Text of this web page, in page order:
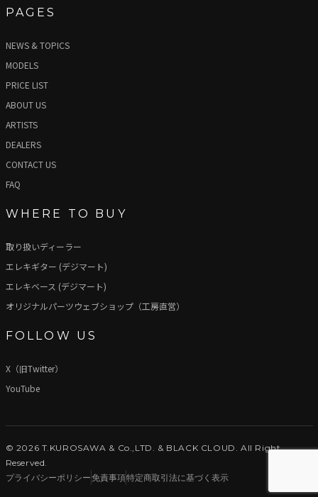
PAGES
NEWS & TOPICS
MODELS
PRICE LIST
ABOUT US
ARTISTS
DEALERS
CONTACT US
FAQ
WHERE TO BUY
取り扱いディーラー
エレキギター (デジマート)
エレキベース (デジマート)
オリジナルパーツウェブショップ（工房直営）
FOLLOW US
X（旧Twitter）
YouTube
© 2026 T.KUROSAWA & Co.,LTD. & BLACK CLOUD. All Right
Reserved.
プライバシーポリシー免責事項特定商取引法に基づく表示